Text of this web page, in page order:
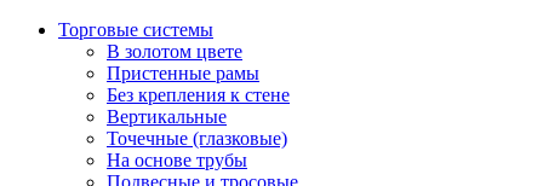
Торговые системы
В золотом цвете
Пристенные рамы
Без крепления к стене
Вертикальные
Точечные (глазковые)
На основе трубы
Подвесные и тросовые